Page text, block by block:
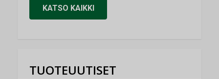
KATSO KAIKKI
TUOTEUUTISET